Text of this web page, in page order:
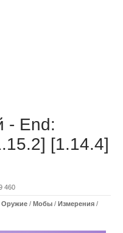
- End:
[1.14.4]
460
Оружие / Мобы / Измерения /